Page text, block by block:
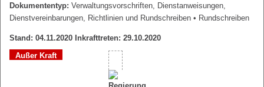
Dokumententyp: Verwaltungsvorschriften, Dienstanweisungen,
Dienstvereinbarungen, Richtlinien und Rundschreiben • Rundschreiben
Stand: 04.11.2020 Inkrafttreten: 29.10.2020
Außer Kraft